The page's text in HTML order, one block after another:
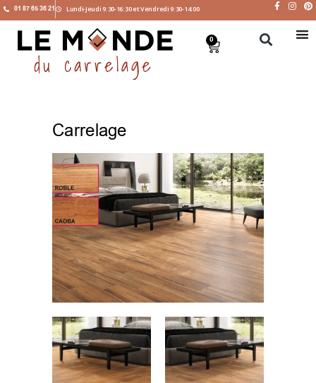
01 87 65 36 21 Lundi-Jeudi 9:30-16:30 et Vendredi 9:30-14:00
0
Carrelage